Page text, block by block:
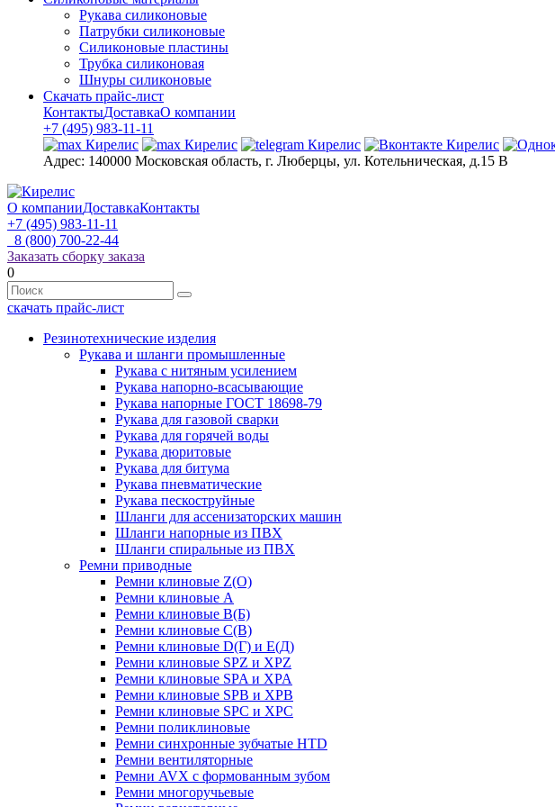
Рукава силиконовые
Патрубки силиконовые
Силиконовые пластины
Трубка силиконовая
Шнуры силиконовые
Скачать прайс-лист
КонтактыДоставкаО компании
+7 (495) 983-11-11
Адрес: 140000 Московская область, г. Люберцы, ул. Котельническая, д.15 В
О компанииДоставкаКонтакты
+7 (495) 983-11-11
8 (800) 700-22-44
Заказать сборку заказа
0
скачать прайс-лист
Резинотехнические изделия
Рукава и шланги промышленные
Рукава с нитяным усилением
Рукава напорно-всасывающие
Рукава напорные ГОСТ 18698-79
Рукава для газовой сварки
Рукава для горячей воды
Рукава дюритовые
Рукава для битума
Рукава пневматические
Рукава пескоструйные
Шланги для ассенизаторских машин
Шланги напорные из ПВХ
Шланги спиральные из ПВХ
Ремни приводные
Ремни клиновые Z(О)
Ремни клиновые А
Ремни клиновые В(Б)
Ремни клиновые С(В)
Ремни клиновые D(Г) и Е(Д)
Ремни клиновые SPZ и XPZ
Ремни клиновые SPA и XPA
Ремни клиновые SPB и XPB
Ремни клиновые SPC и XPC
Ремни поликлиновые
Ремни синхронные зубчатые HTD
Ремни вентиляторные
Ремни AVX с формованным зубом
Ремни многоручьевые